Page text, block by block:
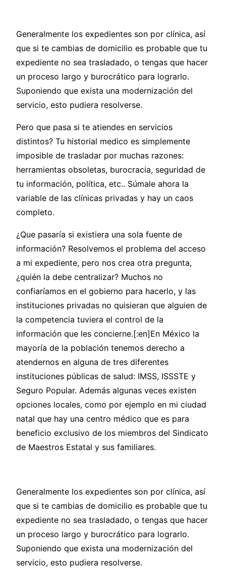
Generalmente los expedientes son por clínica, así
que si te cambias de domicilio es probable que tu
expediente no sea trasladado, o tengas que hacer
un proceso largo y burocrático para lograrlo.
Suponiendo que exista una modernización del
servicio, esto pudiera resolverse.
Pero que pasa si te atiendes en servicios
distintos? Tu historial medico es simplemente
imposible de trasladar por muchas razones:
herramientas obsoletas, burocracia, seguridad de
tu información, política, etc.. Súmale ahora la
variable de las clínicas privadas y hay un caos
completo.
¿Que pasaría si existiera una sola fuente de
información? Resolvemos el problema del acceso
a mi expediente, pero nos crea otra pregunta,
¿quién la debe centralizar? Muchos no
confiaríamos en el gobierno para hacerlo, y las
instituciones privadas no quisieran que alguien de
la competencia tuviera el control de la
información que les concierne.[:en]En México la
mayoría de la población tenemos derecho a
atendernos en alguna de tres diferentes
instituciones públicas de salud: IMSS, ISSSTE y
Seguro Popular. Además algunas veces existen
opciones locales, como por ejemplo en mi ciudad
natal que hay una centro médico que es para
beneficio exclusivo de los miembros del Sindicato
de Maestros Estatal y sus familiares.
Generalmente los expedientes son por clínica, así
que si te cambias de domicilio es probable que tu
expediente no sea trasladado, o tengas que hacer
un proceso largo y burocrático para lograrlo.
Suponiendo que exista una modernización del
servicio, esto pudiera resolverse.